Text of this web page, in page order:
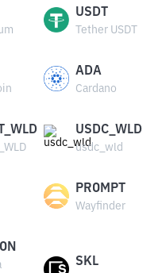
USDT
Tether USDT
ADA
Cardano
USDC_WLD
usdc_wld
PROMPT
Wayfinder
SKL